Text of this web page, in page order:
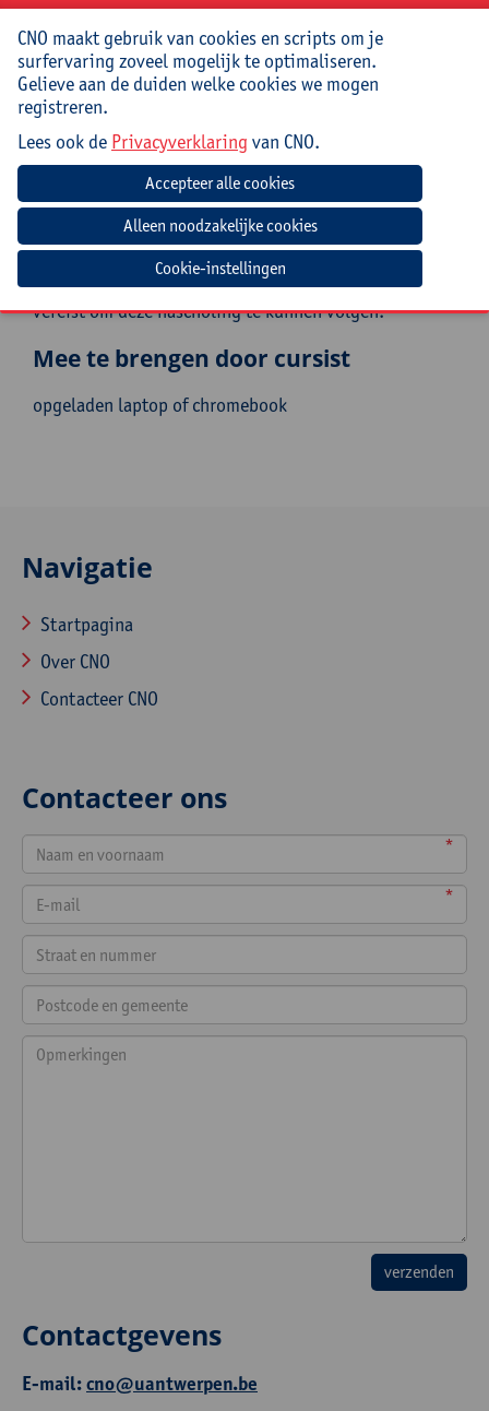
Doelgroep
Leerkrachten wiskunde, wetenschappen, informatica
en STEM van de 2de en 3de graad van het secundair
onderwijs. Ook pedagogische begeleiders en
onderwijsinspectie betreffende diezelfde disciplines
De deelnemer moet in staat zijn om vrij eenvoudige
wiskundige concepten van het secundair onderwijs te
begrijpen en toe te passen, zoals matrices en
afgeleiden. Er is geen voorkennis programmeren
vereist om deze nascholing te kunnen volgen.
Mee te brengen door cursist
opgeladen laptop of chromebook
Navigatie
Startpagina
Over CNO
Contacteer CNO
Contacteer ons
*
*
Contactgevens
E-mail:cno@uantwerpen.be
CNO maakt gebruik van cookies en scripts om je
surfervaring zoveel mogelijk te optimaliseren.
Gelieve aan de duiden welke cookies we mogen
registreren.
Lees ook de Privacyverklaring van CNO.
Cookie-instellingen